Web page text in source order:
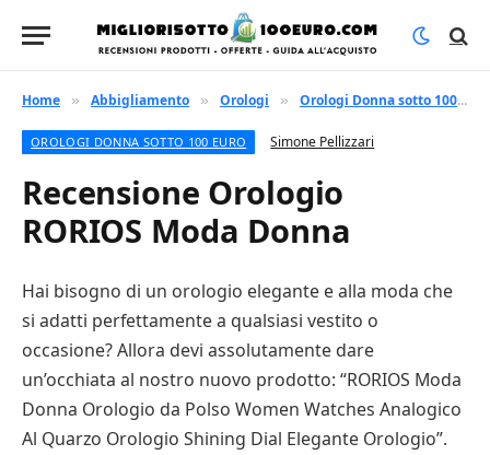
Home » Abbigliamento » Orologi » Orologi Donna sotto 100 euro
OROLOGI DONNA SOTTO 100 EURO Simone Pellizzari
Recensione Orologio
RORIOS Moda Donna
Hai bisogno di un orologio elegante e alla moda che
si adatti perfettamente a qualsiasi vestito o
occasione? Allora devi assolutamente dare
un’occhiata al nostro nuovo prodotto: “RORIOS Moda
Donna Orologio da Polso Women Watches Analogico
Al Quarzo Orologio Shining Dial Elegante Orologio”.